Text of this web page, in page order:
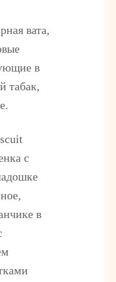
вата,
в
табак,
с
в